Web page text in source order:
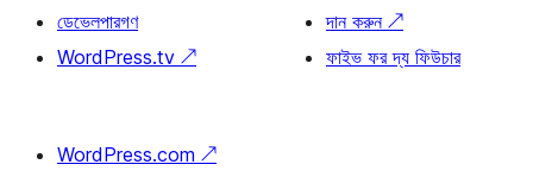
ডেভেলপারগণ
WordPress.tv ↗
দান করুন ↗
ফাইভ ফর দ্য ফিউচার
WordPress.com ↗